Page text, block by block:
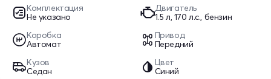
Комплектация
Не указано
Двигатель
1.5 л, 170 л.с., бензин
Коробка
Автомат
Привод
Передний
Кузов
Седан
Цвет
Синий